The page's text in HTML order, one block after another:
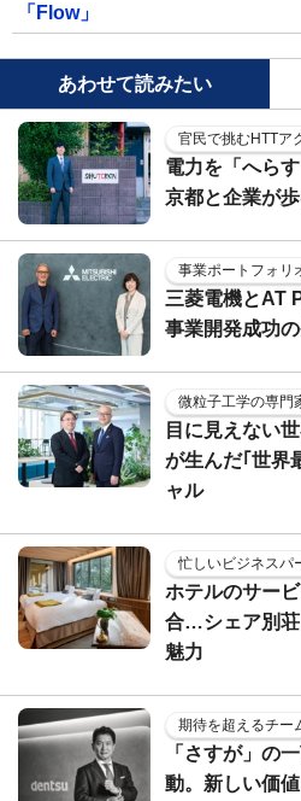
「Flow」
あわせて読みたい
官民で挑むHTTア
電力を「へら
京都と企業が
事業ポートフォリ
三菱電機とAT
事業開発成功
微粒子工学の専門
目に見えない
が生んだ｢世界
ャル
忙しいビジネスパ
ホテルのサー
合…シェア別
魅力
期待を超えるチー
「さすが」の
動。新しい価